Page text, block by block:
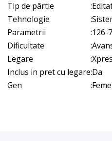
Tip de pârtie
:
Tehnologie
:
Parametrii
:126-
Dificultate
:
Legare
:
Inclus in pret cu legare:Da
Gen
: